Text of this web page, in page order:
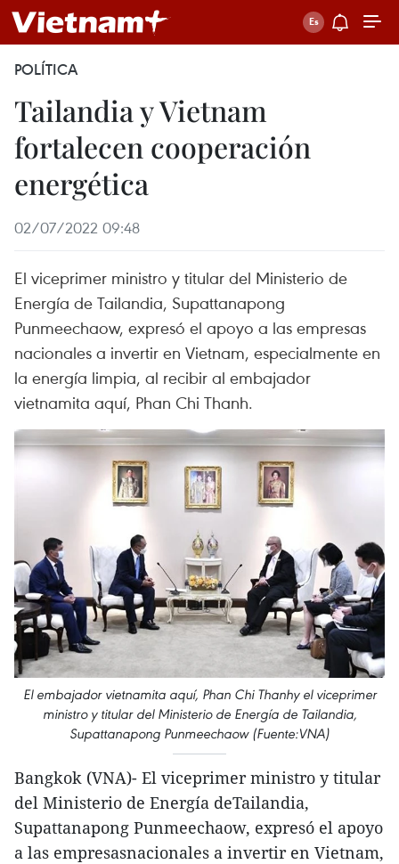
POLÍTICA
Tailandia y Vietnam
fortalecen cooperación
energética
02/07/2022 09:48
El viceprimer ministro y titular del Ministerio de
Energía de Tailandia, Supattanapong
Punmeechaow, expresó el apoyo a las empresas
nacionales a invertir en Vietnam, especialmente en
la energía limpia, al recibir al embajador
vietnamita aquí, Phan Chi Thanh.
El embajador vietnamita aquí, Phan Chi Thanhy el viceprimer
ministro y titular del Ministerio de Energía de Tailandia,
Supattanapong Punmeechaow (Fuente:VNA)
Bangkok (VNA)- El viceprimer ministro y titular
del Ministerio de Energía deTailandia,
Supattanapong Punmeechaow, expresó el apoyo
a las empresasnacionales a invertir en Vietnam,